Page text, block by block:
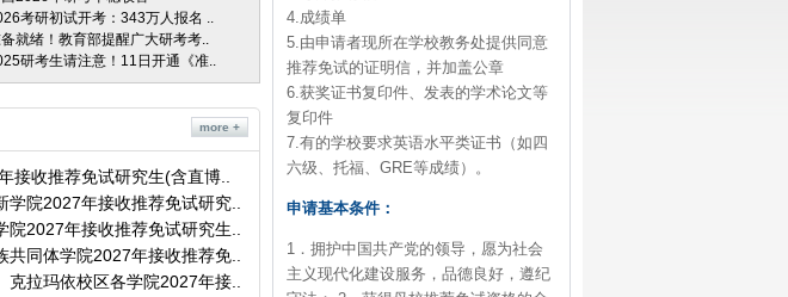
考研初试开考：343万人报名 ..
就绪！教育部提醒广大研考考..
研考生请注意！11日开通《准..
more +
接收推荐免试研究生(含直博..
学院2027年接收推荐免试研究..
院2027年接收推荐免试研究生..
同体学院2027年接收推荐免..
拉玛依校区各学院2027年接..
4.成绩单
5.由申请者现所在学校教务处提供同意
推荐免试的证明信，并加盖公章
6.获奖证书复印件、发表的学术论文等
复印件
7.有的学校要求英语水平类证书（如四
六级、托福、GRE等成绩）。
申请基本条件：
1．拥护中国共产党的领导，愿为社会
主义现代化建设服务，品德良好，遵纪